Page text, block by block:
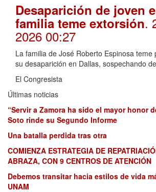
Desaparición de joven
familia teme extorsión.
2026 00:27
La familia de José Roberto Espinosa teme
su desaparición en Dallas, sospechando
El Congresista
Últimas noticias
“Servir a Zamora ha sido el mayor honor
Soto rinde su Segundo Informe
Una batalla perdida tras otra
COMIENZA ESTRATEGIA DE
ABRAZA, CON 9 CENTROS DE ATENCIÓN
Debemos transitar hacia estilos de vida
UNAM